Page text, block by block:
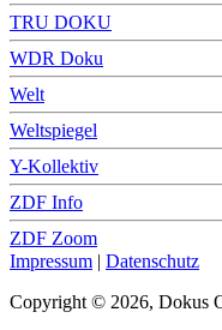
TRU DOKU
WDR Doku
Welt
Weltspiegel
Y-Kollektiv
ZDF Info
ZDF Zoom
Impressum | Datenschutz
Copyright © 2026, Dokus